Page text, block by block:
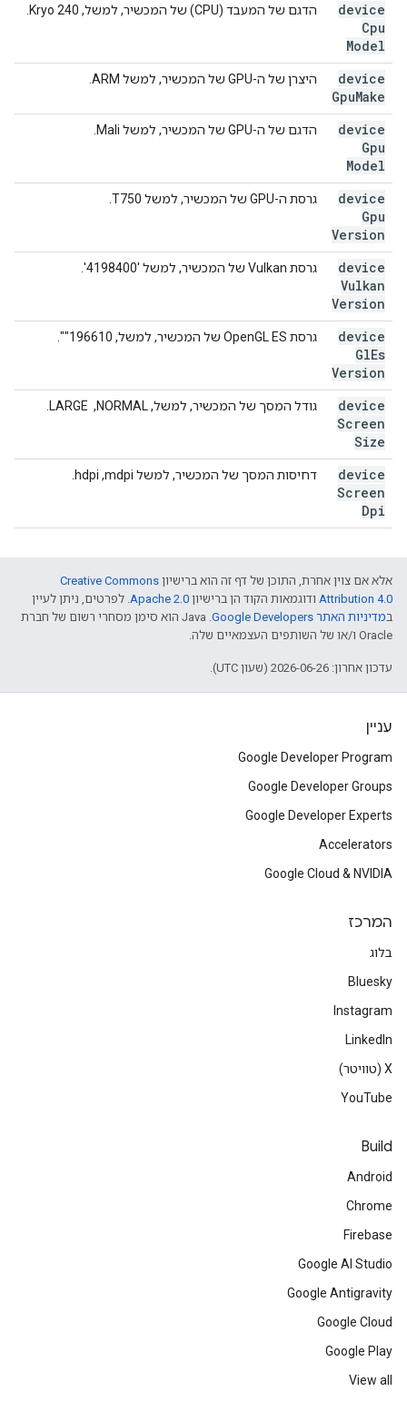
device
Cpu
Model
הדגם של המעבד (CPU) של המכשיר, למשל, Kryo 240.
device
GpuMake
היצרן של ה-GPU של המכשיר, למשל ARM.
device
Gpu
Model
הדגם של ה-GPU של המכשיר, למשל Mali.
device
Gpu
Version
גרסת ה-GPU של המכשיר, למשל T750.
device
Vulkan
Version
גרסת Vulkan של המכשיר, למשל '4198400'.
device
GlEs
Version
גרסת OpenGL ES של המכשיר, למשל, ‎"196610".
device
Screen
Size
גודל המסך של המכשיר, למשל, NORMAL, ‏ LARGE.
device
Screen
Dpi
דחיסות המסך של המכשיר, למשל mdpi,‏ hdpi.
אלא אם צוין אחרת, התוכן של דף זה הוא ברישיון Creative Commons
Attribution 4.0 ודוגמאות הקוד הן ברישיון Apache 2.0. לפרטים, ניתן לעיין
במדיניות האתר Google Developers‏
.‏ Java הוא סימן מסחרי רשום של חברת
Oracle ו/או של השותפים העצמאיים שלה.
עדכון אחרון: 2026-06-26 (שעון UTC).
עניין
Google Developer Program
Google Developer Groups
Google Developer Experts
Accelerators
Google Cloud & NVIDIA
המרכז
בלוג
Bluesky
Instagram
LinkedIn
‫X (טוויטר)
YouTube
Build
Android
Chrome
Firebase
Google AI Studio
Google Antigravity
Google Cloud
Google Play
View all